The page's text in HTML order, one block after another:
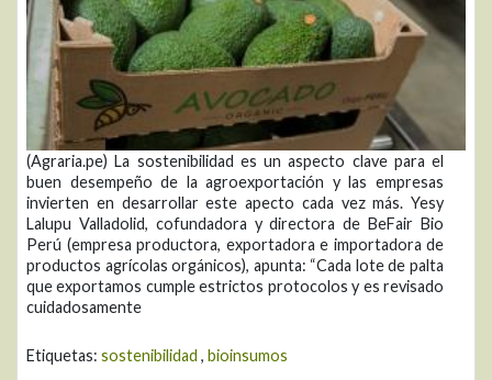
(Agraria.pe) La sostenibilidad es un aspecto clave para el
buen desempeño de la agroexportación y las empresas
invierten en desarrollar este apecto cada vez más. Yesy
Lalupu Valladolid, cofundadora y directora de BeFair Bio
Perú (empresa productora, exportadora e importadora de
productos agrícolas orgánicos), apunta: “Cada lote de palta
que exportamos cumple estrictos protocolos y es revisado
cuidadosamente
Etiquetas: sostenibilidad , bioinsumos